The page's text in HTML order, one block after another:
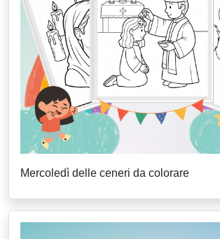
Mercoledì delle ceneri da colorare